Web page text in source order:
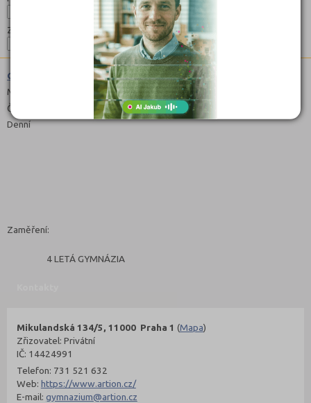
Zaměření:
Gymnázium (7941K41)
Maturitní
Čeština
Denní
Zaměření:
4 LETÁ GYMNÁZIA
Mikulandská 134/5, 11000 Praha 1 (Mapa)
Zřizovatel: Privátní
IČ: 14424991
Telefon: 731 521 632
Web: https://www.artion.cz/
E-mail: gymnazium@artion.cz